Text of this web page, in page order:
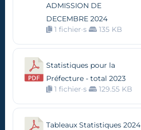
ADMISSION DE
DECEMBRE 2024
1 fichier·s
135 KB
Statistiques pour la
Préfecture - total 2023
1 fichier·s
129.55 KB
Tableaux Statistiques 2024